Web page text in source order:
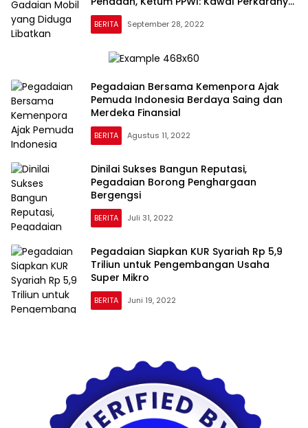
Hingga Tuntas!
BERITA September 28, 2022
Pegadaian Bersama Kemenpora Ajak
Pemuda Indonesia Berdaya Saing dan
Merdeka Finansial
BERITA Agustus 11, 2022
Dinilai Sukses Bangun Reputasi,
Pegadaian Borong Penghargaan
Bergengsi
BERITA Juli 31, 2022
Pegadaian Siapkan KUR Syariah Rp 5,9
Triliun untuk Pengembangan Usaha
Super Mikro
BERITA Juni 19, 2022